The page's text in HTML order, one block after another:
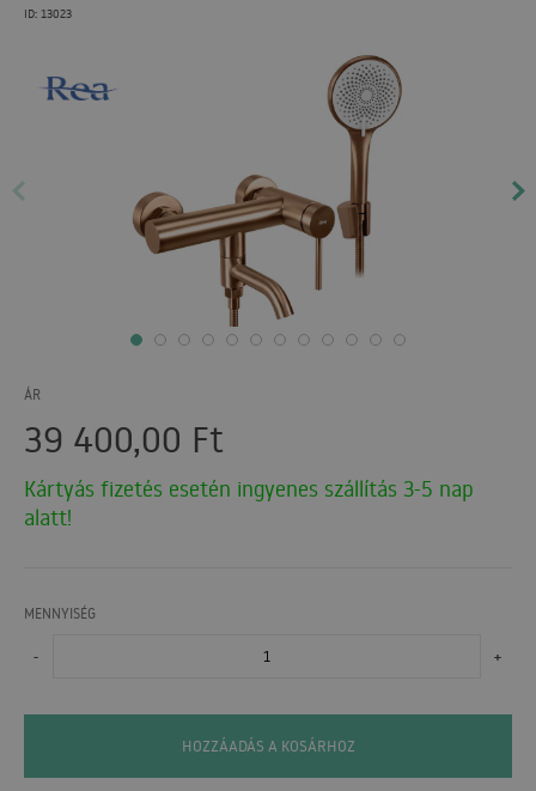
ID: 13023
ÁR
39 400,00 Ft
Kártyás fizetés esetén ingyenes szállítás 3-5 nap
alatt!
MENNYISÉG
- +
HOZZÁADÁS A KOSÁRHOZ